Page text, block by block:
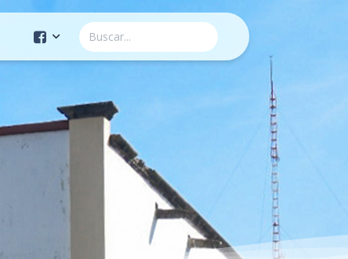
Construcción de Comunidad
Servicios Públicos
Instituto de la Mujer
Tránsito y Vialidad
Gestión de la Ciudad